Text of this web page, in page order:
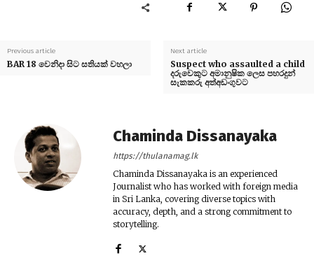
Previous article
BAR 18 වෙනිදා සිට සතියක් වහලා
Next article
Suspect who assaulted a child
දරුවෙකුට අමානුෂික ලෙස පහරදුන්
සැකකරු අත්අඩංගුවට
Chaminda Dissanayaka
https://thulanamag.lk
Chaminda Dissanayaka is an experienced
Journalist who has worked with foreign media
in Sri Lanka, covering diverse topics with
accuracy, depth, and a strong commitment to
storytelling.